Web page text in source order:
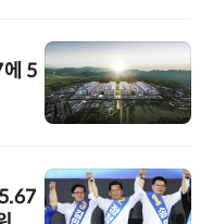
5